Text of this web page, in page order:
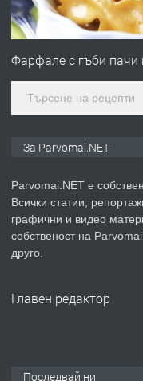
ПРЕДЛАГА
ПРЕДЛАГА
Фарфале с гъби пачи
За Parvomai.NET
Parvomai.NET е
Всички статии,
графични и видео
собственост на
друго.
Главен редактор
Последвай ни